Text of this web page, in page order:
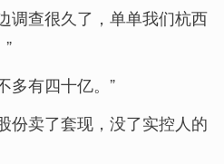
调查很久了，单单我们杭西
多有四十亿。”
份卖了套现，没了实控人的